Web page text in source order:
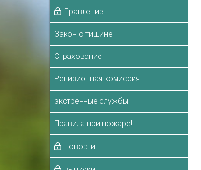
Правление
Закон о тишине
Страхование
Ревизионная комиссия
экстренные службы
Правила при пожаре!
Новости